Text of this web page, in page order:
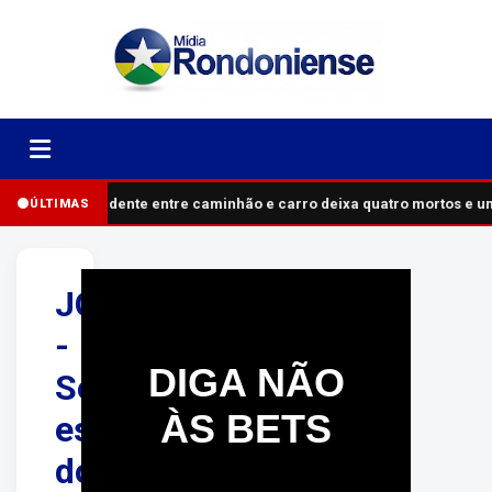
ÚLTIMASAcidente entre caminhão e carro deixa quatro mortos e
JOER
-
Seletiva
estadual
dos
DIGA NÃO
ÀS BETS